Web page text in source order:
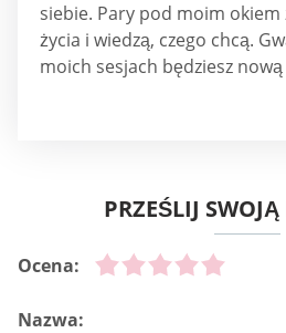
siebie. Pary pod moim okiem
życia i wiedzą, czego chcą.
moich sesjach będziesz
PRZEŚLIJ SWOJĄ
Ocena:
Nazwa: